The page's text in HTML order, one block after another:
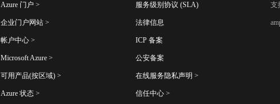
Azure 门户 >
企业门户网站 >
帐户中心 >
Microsoft Azure >
可用产品(按区域) >
Azure 状态 >
服务级别协议 (SLA)
法律信息
ICP 备案
公安备案
在线服务隐私声明 >
信任中心 >
支